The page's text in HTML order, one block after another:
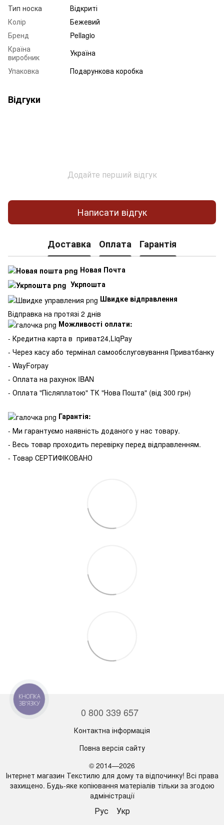
Тип носка
Відкриті
Колір
Бежевий
Бренд
Pellagio
Країна
виробник
Україна
Упаковка
Подарункова коробка
Відгуки
Додайте перший відгук
Написати відгук
Доставка Оплата Гарантія
Новая Почта
Укрпошта
Швидке відправлення
Відправка на протязі 2 днів
Можливості оплати:
- Кредитна карта в приват24,LiqPay
- Через касу або термінал самообслуговування Приватбанку
- WayForpay
- Оплата на рахунок IBAN
- Оплата "Післяплатою" ТК "Нова Пошта" (від 300 грн)
Гарантія:
- Ми гарантуємо наявність доданого у нас товару.
- Весь товар проходить перевірку перед відправленням.
- Товар СЕРТИФІКОВАНО
0 800 339 657
Контактна інформація
Повна версія сайту
© 2014—2026
Інтернет магазин Текстилю для дому та відпочинку! Всі права
захищено. Будь-яке копіювання матеріалів тільки за згодою
адміністрації
Рус Укр
КНОПКА
ЗВ'ЯЗКУ